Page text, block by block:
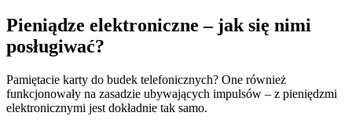
Pieniądze elektroniczne – jak się nimi
posługiwać?
Pamiętacie karty do budek telefonicznych? One również
funkcjonowały na zasadzie ubywających impulsów – z pieniędzmi
elektronicznymi jest dokładnie tak samo.